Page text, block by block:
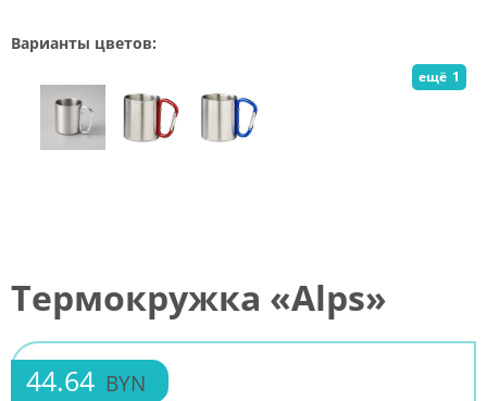
Варианты цветов:
ещё 1
Термокружка «Alps»
44.64 BYN